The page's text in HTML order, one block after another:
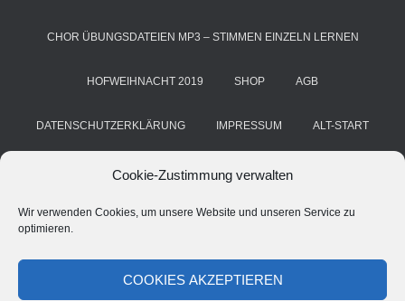
Cookie-Zustimmung verwalten
Wir verwenden Cookies, um unsere Website und unseren Service zu
optimieren.
COOKIES AKZEPTIEREN
CHOR ÜBUNGSDATEIEN MP3 – STIMMEN EINZELN LERNEN
HOFWEIHNACHT 2019 SHOP AGB
DATENSCHUTZERKLÄRUNG IMPRESSUM ALT-START
COOKIE-RICHTLINIE (EU) KUNST & HANDWERK
HANS GRIMM DEINE STIMME. DEIN CHOR. DEIN ERFOLG
CHORSTIMME ÜBEN – A CAPPELLA ÜBE-MP3 FÜR CHÖRE